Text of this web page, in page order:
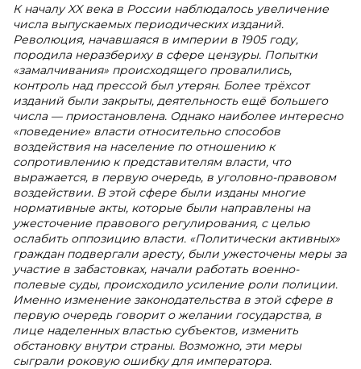
К началу XX века в России наблюдалось увеличение
числа выпускаемых периодических изданий.
Революция, начавшаяся в империи в 1905 году,
породила неразбериху в сфере цензуры. Попытки
«замалчивания» происходящего провалились,
контроль над прессой был утерян. Более трёхсот
изданий были закрыты, деятельность ещё большего
числа — приостановлена. Однако наиболее интересно
«поведение» власти относительно способов
воздействия на население по отношению к
сопротивлению к представителям власти, что
выражается, в первую очередь, в уголовно-правовом
воздействии. В этой сфере были изданы многие
нормативные акты, которые были направлены на
ужесточение правового регулирования, с целью
ослабить оппозицию власти. «Политически активных»
граждан подвергали аресту, были ужесточены меры за
участие в забастовках, начали работать военно-
полевые суды, происходило усиление роли полиции.
Именно изменение законодательства в этой сфере в
первую очередь говорит о желании государства, в
лице наделенных властью субъектов, изменить
обстановку внутри страны. Возможно, эти меры
сыграли роковую ошибку для императора.